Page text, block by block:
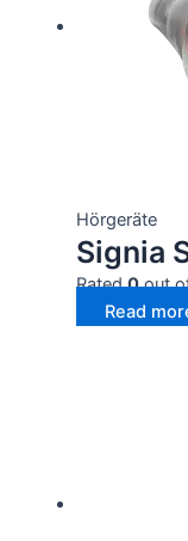
Hörgeräte
Signia
Rated0out
Read